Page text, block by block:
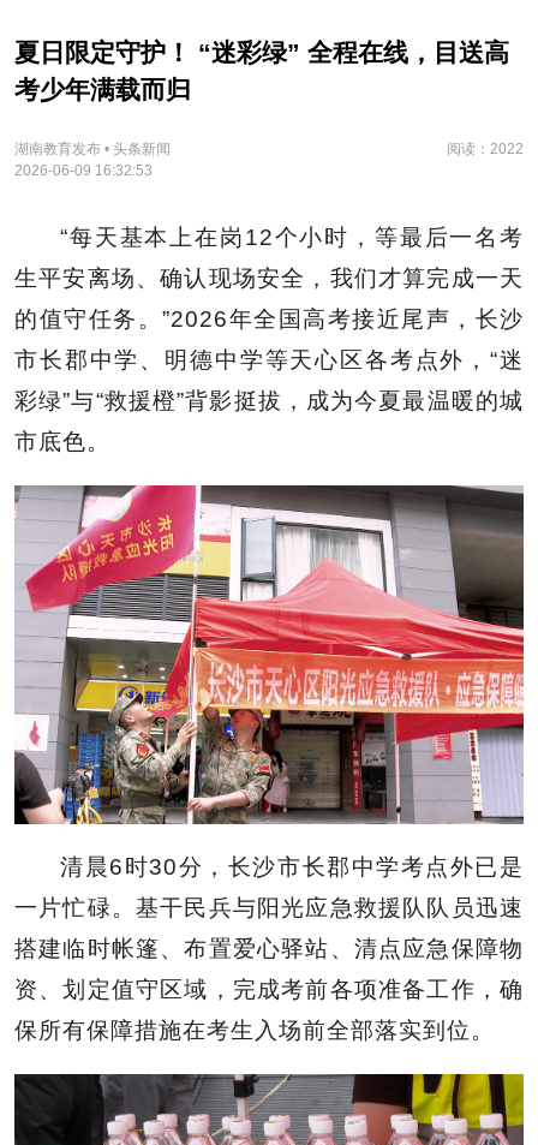
夏日限定守护！ “迷彩绿” 全程在线，目送高
考少年满载而归
湖南教育发布 • 头条新闻
阅读：2022
2026-06-09 16:32:53
“每天基本上在岗12个小时，等最后一名考
生平安离场、确认现场安全，我们才算完成一天
的值守任务。”2026年全国高考接近尾声，长沙
市长郡中学、明德中学等天心区各考点外，“迷
彩绿”与“救援橙”背影挺拔，成为今夏最温暖的城
市底色。
清晨6时30分，长沙市长郡中学考点外已是
一片忙碌。基干民兵与阳光应急救援队队员迅速
搭建临时帐篷、布置爱心驿站、清点应急保障物
资、划定值守区域，完成考前各项准备工作，确
保所有保障措施在考生入场前全部落实到位。